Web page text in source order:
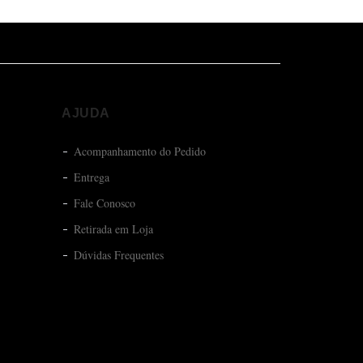
AJUDA
Acompanhamento do Pedido
Entrega
Fale Conosco
Retirada em Loja
Dúvidas Frequentes